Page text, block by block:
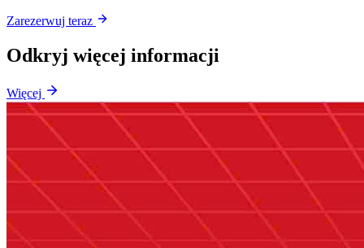
Zarezerwuj teraz
Odkryj więcej informacji
Więcej